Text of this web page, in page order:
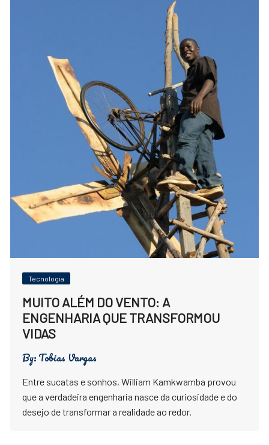
Tecnologia
MUITO ALÉM DO VENTO: A
ENGENHARIA QUE TRANSFORMOU
VIDAS
By:Tobias Vargas
Entre sucatas e sonhos, William Kamkwamba provou
que a verdadeira engenharia nasce da curiosidade e do
desejo de transformar a realidade ao redor.